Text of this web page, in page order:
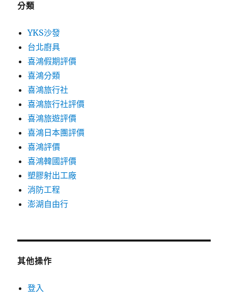
分類
YKS沙發
台北廚具
喜鴻假期評價
喜鴻分類
喜鴻旅行社
喜鴻旅行社評價
喜鴻旅遊評價
喜鴻日本團評價
喜鴻評價
喜鴻韓國評價
塑膠射出工廠
消防工程
澎湖自由行
其他操作
登入